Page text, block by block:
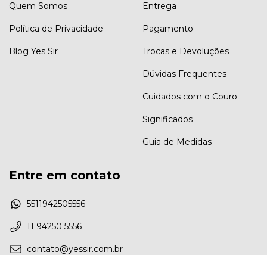
Quem Somos
Política de Privacidade
Blog Yes Sir
Entrega
Pagamento
Trocas e Devoluções
Dúvidas Frequentes
Cuidados com o Couro
Significados
Guia de Medidas
Entre em contato
5511942505556
11 94250 5556
contato@yessir.com.br